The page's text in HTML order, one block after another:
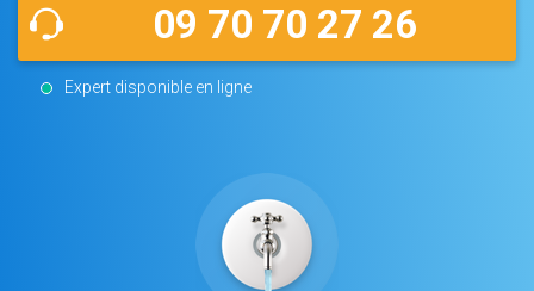
09 70 70 27 26
Expert disponible en ligne